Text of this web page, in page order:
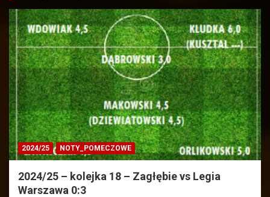
2024/25 NOTY_POMECZOWE
2024/25 – kolejka 18 – Zagłębie vs Legia
Warszawa 0:3